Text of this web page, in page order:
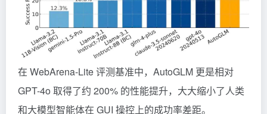
在 WebArena-Lite 评测基准中，AutoGLM 更是相对
GPT-4o 取得了约 200% 的性能提升，大大缩小了人类
和大模型智能体在 GUI 操控上的成功率差距。